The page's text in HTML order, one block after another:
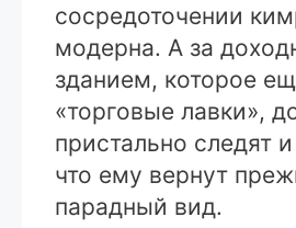
сосредоточении
модерна. А за
зданием, которое
«торговые лавки»,
пристально следят
что ему вернут
парадный вид.